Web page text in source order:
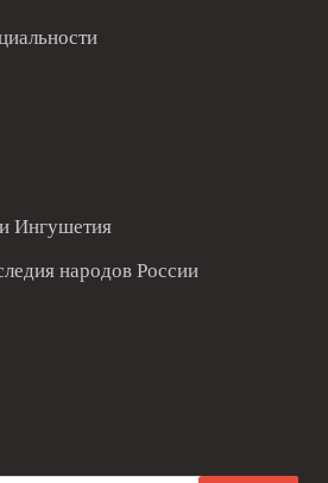
Ингушетия
народов России